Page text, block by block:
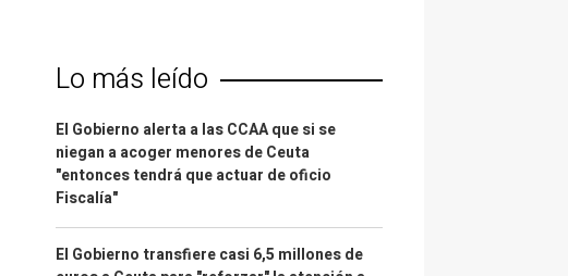
Lo más leído
El Gobierno alerta a las CCAA que si se
niegan a acoger menores de Ceuta
"entonces tendrá que actuar de oficio
Fiscalía"
El Gobierno transfiere casi 6,5 millones de